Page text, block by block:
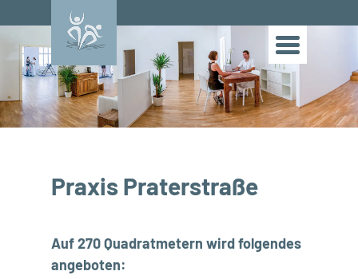
Praxis Praterstraße
Auf 270 Quadratmetern wird folgendes
angeboten: